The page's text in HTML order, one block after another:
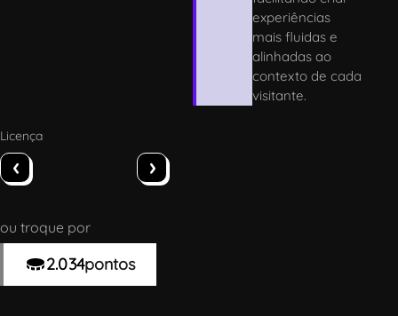
experiências
mais fluidas e
alinhadas ao
contexto de cada
visitante.
Licença
‹ ›
ou troque por
2.034pontos